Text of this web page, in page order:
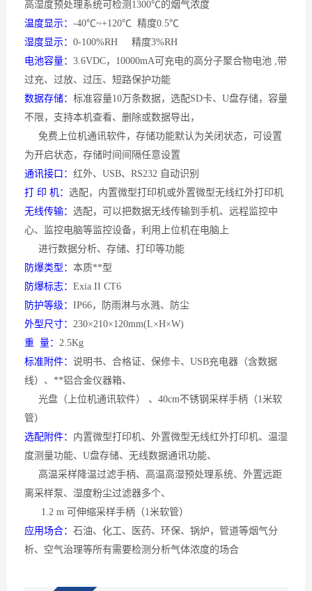
高湿度预处理系统可检测1300℃的烟气浓度
温度显示： -40℃~+120℃ 精度0.5℃
湿度显示： 0-100%RH 精度3%RH
电池容量： 3.6VDC，10000mA可充电的高分子聚合物电池 ,带
过充、过放、过压、短路保护功能
数据存储： 标准容量10万条数据，选配SD卡、U盘存储，容量
不限，支持本机查看、删除或数据导出，
免费上位机通讯软件，存储功能默认为关闭状态，可设置
为开启状态，存储时间间隔任意设置
通讯接口： 红外、 USB、RS232 自动识别
打
印 机： 选配，内置微型打印机或外置微型无线红外打印机
无线传输： 选配，可以把数据无线传输到手机、远程监控中
心、监控电脑等监控设备，利用上位机在电脑上
进行数据分析、存储、打印等功能
防爆类型： 本质**型
防爆标志： Exia II CT6
防护等级： IP66，防雨淋与水溅、防尘
外型尺寸： 230×210×120mm(L×H×W)
重 量： 2.5Kg
标准附件： 说明书、合格证、保修卡、 USB充电器（含数据
线）、**铝合金仪器箱、
光盘（上位机通讯软件） 、40cm不锈钢采样手柄（1米软
管）
选配附件： 内置微型打印机、外置微型无线红外打印机、温湿
度测量功能、 U盘存储、无线数据通讯功能、
高温采样降温过滤手柄、高温高湿预处理系统、外置远距
离采样泵、湿度粉尘过滤器多个、
1.2 m 可伸缩采样手柄（1米软管）
应用场合： 石油、化工、医药、环保、锅炉，管道等烟气分
析、空气治理等所有需要检测分析气体浓度的场合